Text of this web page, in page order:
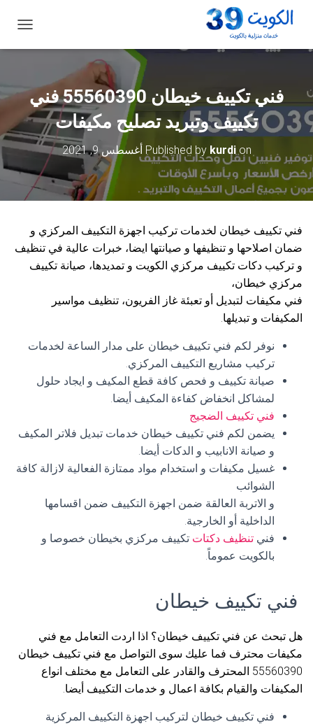
ب
ن
ل
فني تكييف خيطان 55560390 فني
تكييف وتبريد تصليح مكيفات
Published by kurdion أغسطس 9, 2021
فني تكييف خيطان لخدمات تركيب اجهزة التكييف المركزي و
ضمان اصلاحها و تنظيفها و صيانتها ايضا، خبرات عالية في تنظيف
و تركيب دكات تكييف مركزي الكويت و تمديدها، صيانة تكييف
مركزي خيطان،
فني مكيفات لتبديل أو تعبئة غاز الفريون، تنظيف مواسير
المكيفات و تبديلها.
نوفر لكم فني تكييف خيطان على مدار الساعة لخدمات
تركيب مشاريع التكييف المركزي.
صيانة تكييف و فحص كافة قطع المكيف و ايجاد حلول
لمشاكل انخفاض كفاءة المكيف أيضا.
فني تكييف الضجيج
يضمن لكم فني تكييف خيطان خدمات تبديل فلاتر المكيف
و صيانة الانابيب و الدكات أيضا.
غسيل مكيفات و استخدام مواد ممتازة الفعالية لازالة كافة
الشوائب
و الاتربة العالقة ضمن اجهزة التكييف ضمن اقسامها
الداخلية أو الخارجية.
فني تنظيف دكتات تكييف مركزي بخيطان خصوصا و
بالكويت عموماً.
فني تكييف خيطان
هل تبحث عن فني تكييف خيطان؟ اذا اردت التعامل مع فني
مكيفات محترف فما عليك سوى التواصل مع فني تكييف خيطان
55560390 المحترف والقادر على التعامل مع مختلف انواع
المكيفات والقيام بكافة اعمال و خدمات التكييف أيضا.
فني تكييف خيطان لتركيب اجهزة التكييف المركزية